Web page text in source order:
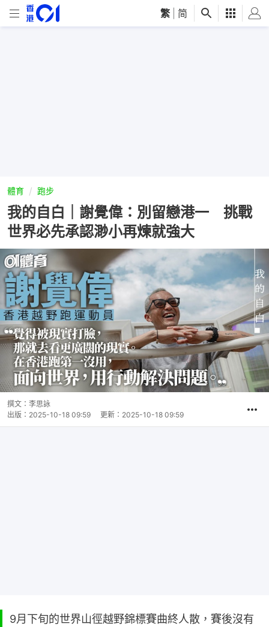
繁 简
體育 跑步
我的自白｜謝覺偉：別留戀港一 挑戰
世界必先承認渺小再煉就強大
撰文： 李思詠
出版： 2025-10-18 09:59 更新： 2025-10-18 09:59
9月下旬的世界山徑越野錦標賽曲終人散，賽後沒有